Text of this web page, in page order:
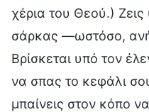
χέρια του Θεού.) Ζεις
σάρκας —ωστόσο,
Βρίσκεται υπό τον
να σπας το κεφάλι σου
μπαίνεις στον κόπο